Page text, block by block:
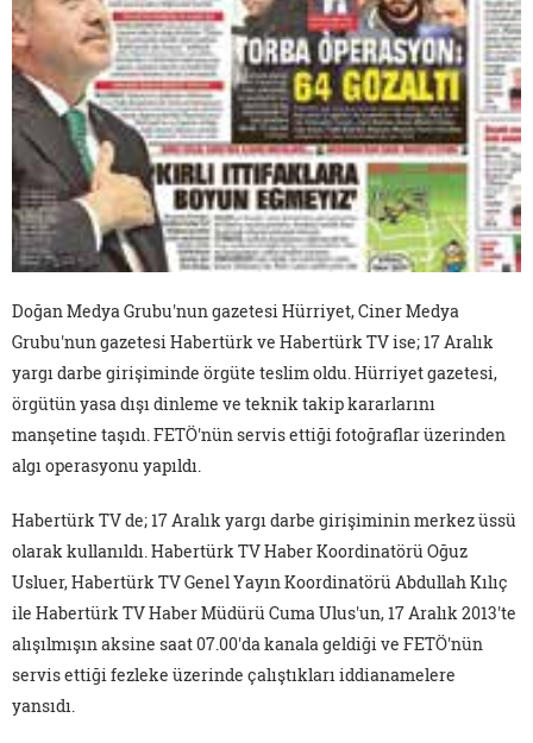
Doğan Medya Grubu'nun gazetesi Hürriyet, Ciner Medya
Grubu'nun gazetesi Habertürk ve Habertürk TV ise; 17 Aralık
yargı darbe girişiminde örgüte teslim oldu. Hürriyet gazetesi,
örgütün yasa dışı dinleme ve teknik takip kararlarını
manşetine taşıdı. FETÖ'nün servis ettiği fotoğraflar üzerinden
algı operasyonu yapıldı.
Habertürk TV de; 17 Aralık yargı darbe girişiminin merkez üssü
olarak kullanıldı. Habertürk TV Haber Koordinatörü Oğuz
Usluer, Habertürk TV Genel Yayın Koordinatörü Abdullah Kılıç
ile Habertürk TV Haber Müdürü Cuma Ulus'un, 17 Aralık 2013'te
alışılmışın aksine saat 07.00'da kanala geldiği ve FETÖ'nün
servis ettiği fezleke üzerinde çalıştıkları iddianamelere
yansıdı.